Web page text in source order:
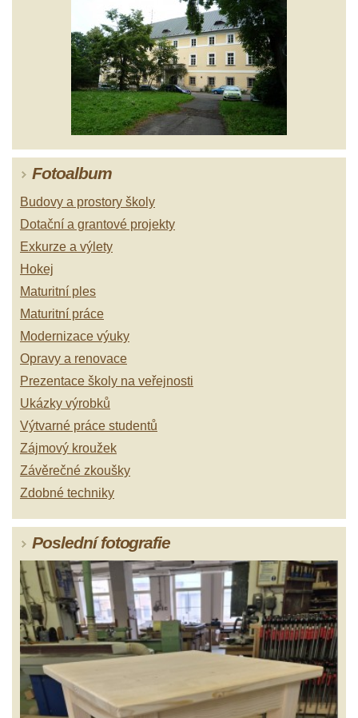
Fotoalbum
Budovy a prostory školy
Dotační a grantové projekty
Exkurze a výlety
Hokej
Maturitní ples
Maturitní práce
Modernizace výuky
Opravy a renovace
Prezentace školy na veřejnosti
Ukázky výrobků
Výtvarné práce studentů
Zájmový kroužek
Závěrečné zkoušky
Zdobné techniky
Poslední fotografie